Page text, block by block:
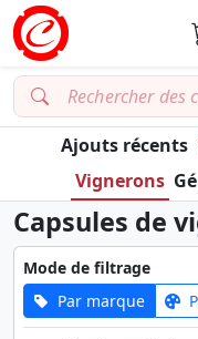
Ajouts récents
Vignerons
Capsules de
Mode de filtrage
Par marque